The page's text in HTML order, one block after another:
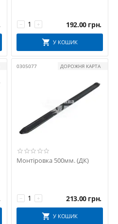
+
− 192.00 грн.
У КОШИК
0305077 ДОРОЖНЯ КАРТА
Монтіровка 500мм. (ДК)
+
− 213.00 грн.
У КОШИК